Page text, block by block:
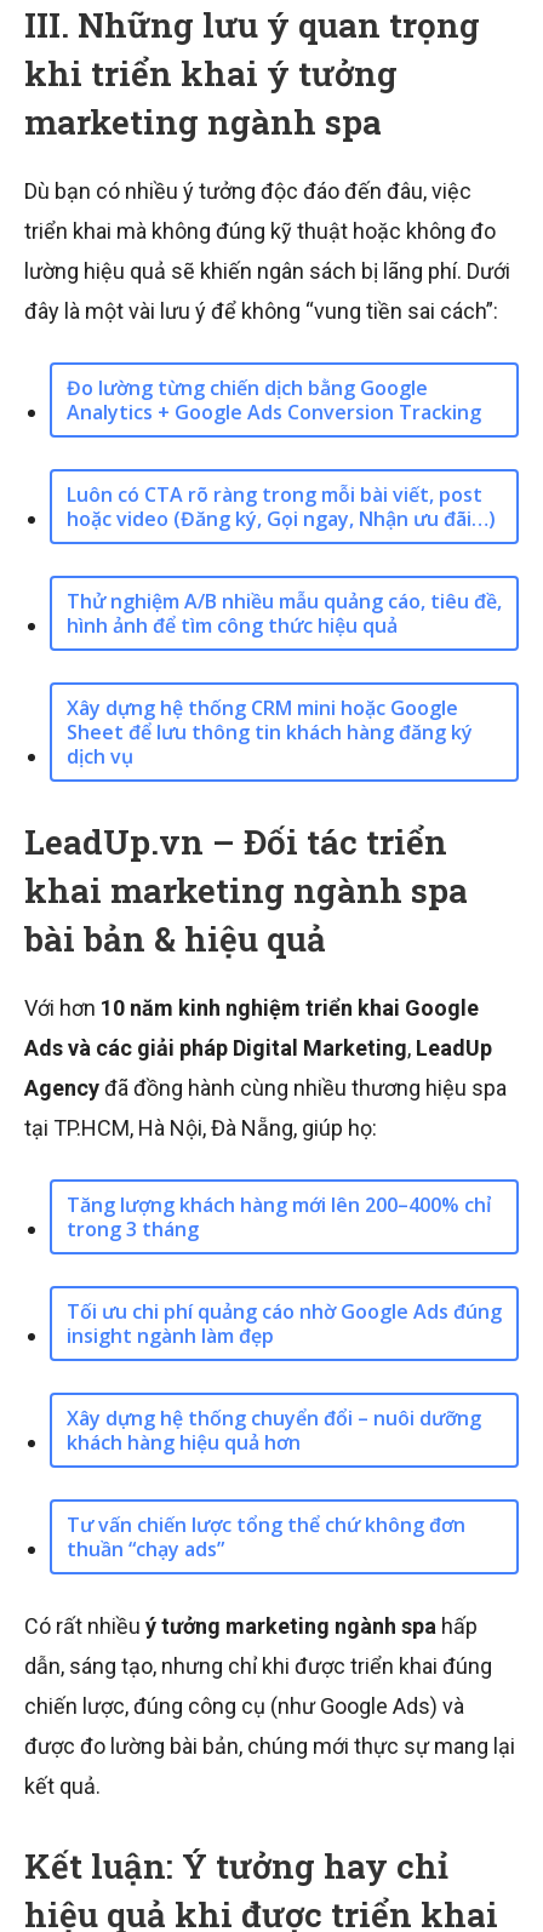
III. Những lưu ý quan trọng
khi triển khai ý tưởng
marketing ngành spa
Dù bạn có nhiều ý tưởng độc đáo đến đâu, việc
triển khai mà không đúng kỹ thuật hoặc không đo
lường hiệu quả sẽ khiến ngân sách bị lãng phí. Dưới
đây là một vài lưu ý để không “vung tiền sai cách”:
Đo lường từng chiến dịch bằng Google
Analytics + Google Ads Conversion Tracking
Luôn có CTA rõ ràng trong mỗi bài viết, post
hoặc video (Đăng ký, Gọi ngay, Nhận ưu đãi…)
Thử nghiệm A/B nhiều mẫu quảng cáo, tiêu đề,
hình ảnh để tìm công thức hiệu quả
Xây dựng hệ thống CRM mini hoặc Google
Sheet để lưu thông tin khách hàng đăng ký
dịch vụ
LeadUp.vn – Đối tác triển
khai marketing ngành spa
bài bản & hiệu quả
Với hơn 10 năm kinh nghiệm triển khai Google
Ads và các giải pháp Digital Marketing, LeadUp
Agencyđã đồng hành cùng nhiều thương hiệu spa
tại TP.HCM, Hà Nội, Đà Nẵng, giúp họ:
Tăng lượng khách hàng mới lên 200–400% chỉ
trong 3 tháng
Tối ưu chi phí quảng cáo nhờ Google Ads đúng
insight ngành làm đẹp
Xây dựng hệ thống chuyển đổi – nuôi dưỡng
khách hàng hiệu quả hơn
Tư vấn chiến lược tổng thể chứ không đơn
thuần “chạy ads”
Có rất nhiều ý tưởng marketing ngành spa hấp
dẫn, sáng tạo, nhưng chỉ khi được triển khai đúng
chiến lược, đúng công cụ (như Google Ads) và
được đo lường bài bản, chúng mới thực sự mang lại
kết quả.
Kết luận: Ý tưởng hay chỉ
hiệu quả khi được triển khai